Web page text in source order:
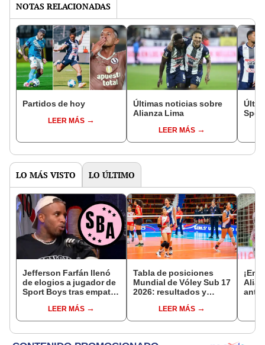
NOTAS RELACIONADAS
Partidos de hoy
LEER MÁS
Últimas noticias sobre
Alianza Lima
LEER MÁS
LO MÁS VISTO LO ÚLTIMO
Jefferson Farfán llenó
de elogios a jugador de
Sport Boys tras empate
"Ojalá puedas volver
pronto a tu casa"
LEER MÁS
Tabla de posiciones
Mundial de Vóley Sub 17
2026: resultados y
de gruposLEER MÁS
ante